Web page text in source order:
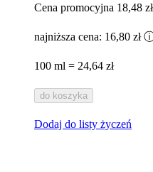
Cena promocyjna 18,48 zł
najniższa cena: 16,80 zł
100 ml = 24,64 zł
do koszyka
Dodaj do listy życzeń